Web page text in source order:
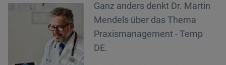
Ganz anders denkt Dr. Martin
Mendels über das Thema
Praxismanagement - Temp
DE.